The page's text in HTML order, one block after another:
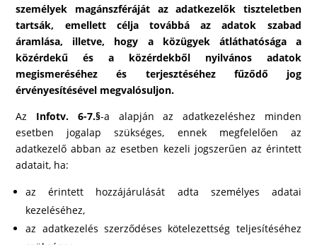
személyek magánszféráját az adatkezelők tiszteletben
tartsák, emellett célja továbbá az adatok szabad
áramlása, illetve, hogy a közügyek átláthatósága a
közérdekű és a közérdekből nyilvános adatok
megismeréséhez és terjesztéséhez fűződő jog
érvényesítésével megvalósuljon.
Az Infotv. 6-7.§-a alapján az adatkezeléshez minden
esetben jogalap szükséges, ennek megfelelően az
adatkezelő abban az esetben kezeli jogszerűen az érintett
adatait, ha:
az érintett hozzájárulását adta személyes adatai
kezeléséhez,
az adatkezelés szerződéses kötelezettség teljesítéséhez